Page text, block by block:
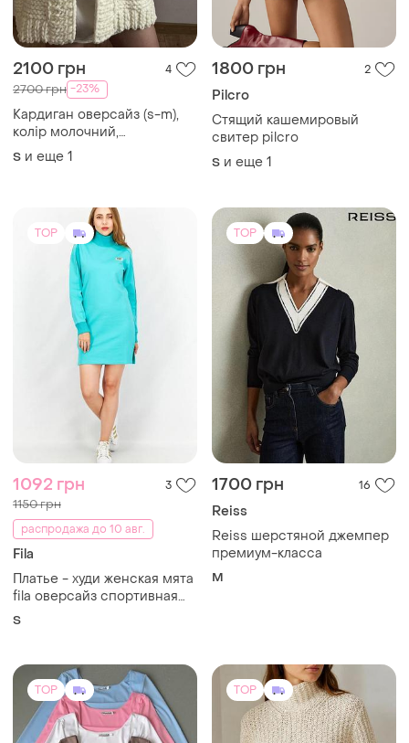
2100 грн 4
2700 грн -23%
Кардиган оверсайз (s-m),
колір молочний,
виготовлений із якісної
пряжі. ручна робота.
S и еще 1
1800 грн 2
Pilcro
Стящий кашемировый
свитер pilcro
S и еще 1
TOP
1092 грн 3
1150 грн
распродажа до 10 авг.
Fila
Платье - худи женская мята
fila оверсайз спортивная
трикотажная с воротником
S
TOP
1700 грн 16
Reiss
Reiss шерстяной джемпер
премиум-класса
M
TOP TOP